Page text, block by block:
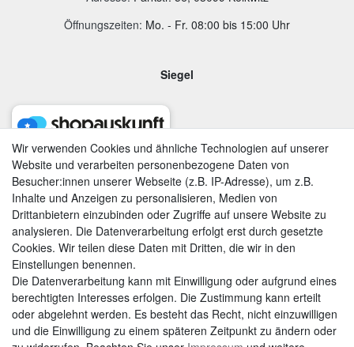
Öffnungszeiten: Mo. - Fr. 08:00 bis 15:00 Uhr
Siegel
AGB|Widerrufsrecht|Datenschutzerklärung|Impressum
Wir verwenden Cookies und ähnliche Technologien auf unserer
Website und verarbeiten personenbezogene Daten von
Besucher:innen unserer Webseite (z.B. IP-Adresse), um z.B.
Inhalte und Anzeigen zu personalisieren, Medien von
Drittanbietern einzubinden oder Zugriffe auf unsere Website zu
analysieren. Die Datenverarbeitung erfolgt erst durch gesetzte
Cookies. Wir teilen diese Daten mit Dritten, die wir in den
Einstellungen benennen.
Die Datenverarbeitung kann mit Einwilligung oder aufgrund eines
berechtigten Interesses erfolgen. Die Zustimmung kann erteilt
oder abgelehnt werden. Es besteht das Recht, nicht einzuwilligen
und die Einwilligung zu einem späteren Zeitpunkt zu ändern oder